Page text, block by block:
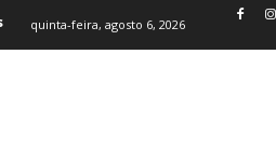
quinta-feira, agosto 6, 2026